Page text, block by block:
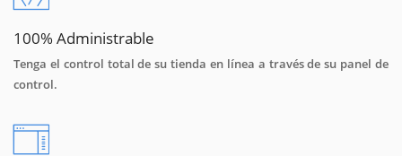
100% Administrable
Tenga el control total de su tienda en línea a través de su panel de
control.